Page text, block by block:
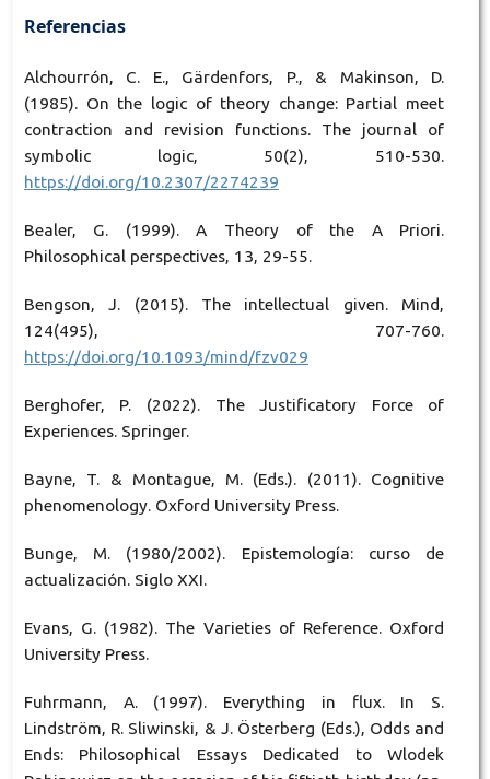
Referencias
Alchourrón, C. E., Gärdenfors, P., & Makinson, D.
(1985). On the logic of theory change: Partial meet
contraction and revision functions. The journal of
symbolic logic, 50(2), 510-530.
https://doi.org/10.2307/2274239
Bealer, G. (1999). A Theory of the A Priori.
Philosophical perspectives, 13, 29-55.
Bengson, J. (2015). The intellectual given. Mind,
124(495), 707-760.
https://doi.org/10.1093/mind/fzv029
Berghofer, P. (2022). The Justificatory Force of
Experiences. Springer.
Bayne, T. & Montague, M. (Eds.). (2011). Cognitive
phenomenology. Oxford University Press.
Bunge, M. (1980/2002). Epistemología: curso de
actualización. Siglo XXI.
Evans, G. (1982). The Varieties of Reference. Oxford
University Press.
Fuhrmann, A. (1997). Everything in flux. In S.
Lindström, R. Sliwinski, & J. Österberg (Eds.), Odds and
Ends: Philosophical Essays Dedicated to Wlodek